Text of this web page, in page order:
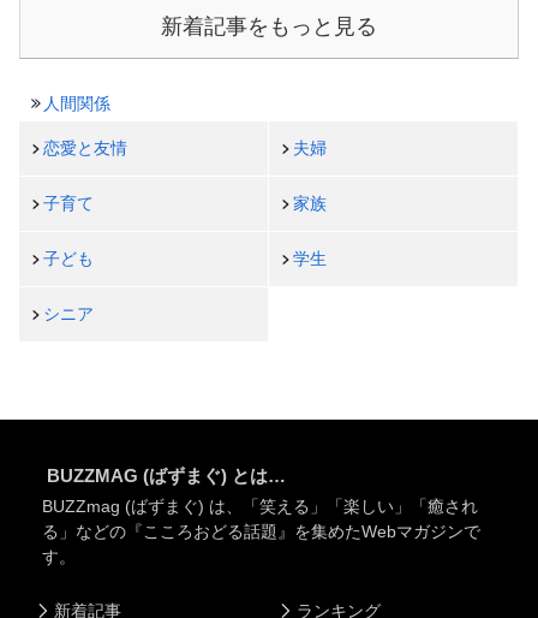
新着記事をもっと見る
人間関係
恋愛と友情 夫婦
子育て 家族
子ども 学生
シニア
BUZZMAG (ばずまぐ) とは…
BUZZmag (ばずまぐ) は、「笑える」「楽しい」「癒され
る」などの『こころおどる話題』を集めたWebマガジンで
す。
新着記事 ランキング